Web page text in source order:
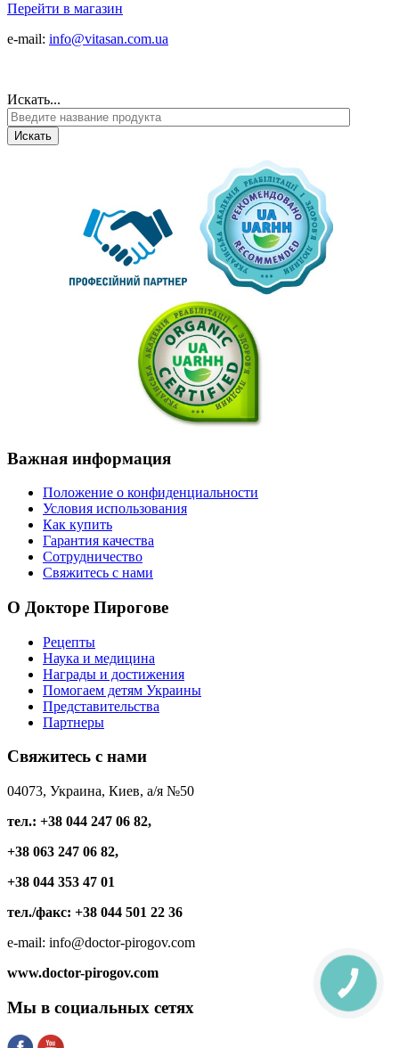
Перейти в магазин
e-mail: info@vitasan.com.ua
Искать...
Искать
Важная информация
Положение о конфиденциальности
Условия использования
Как купить
Гарантия качества
Сотрудничество
Свяжитесь с нами
О Докторе Пирогове
Рецепты
Наука и медицина
Награды и достижения
Помогаем детям Украины
Представительства
Партнеры
Свяжитесь с нами
04073, Украина, Киев, а/я №50
тел.: +38 044 247 06 82,
+38 063 247 06 82,
+38 044 353 47 01
тел./факс: +38 044 501 22 36
e-mail: info@doctor-pirogov.com
www.doctor-pirogov.com
Мы в социальных сетях
КНОПКА
СВЯЗИ